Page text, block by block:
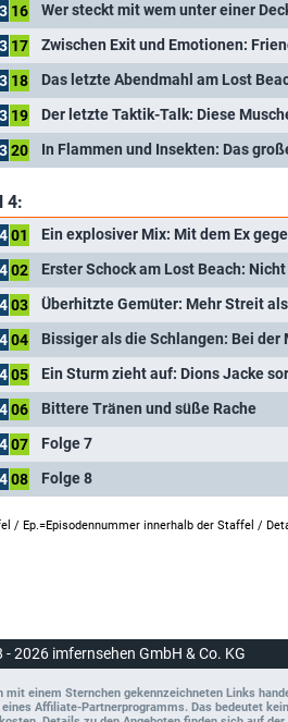
3 16 Wer steckt mit wem unter einer
3 17
3 18
3 19 Der letzte Taktik-Talk: Diese
320 In Flammen und Insekten: Das
4:
401 Ein explosiver Mix: Mit dem Ex
402 Erster Schock am Lost Beach:
403 Überhitzte Gemüter: Mehr Streit
404
405 Ein Sturm zieht auf: Dions Jacke
406 Bittere Tränen und süße Rache
407 Folge 7
408 Folge 8
/ Ep.=Episodennummer innerhalb der Staffel /
2026 imfernsehen GmbH & Co. KG
mit einem Sternchen gekennzeichneten Links
eines Affiliate-Partnerprogramms. Das bedeutet